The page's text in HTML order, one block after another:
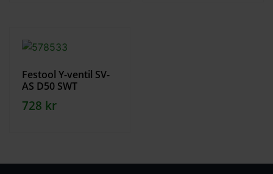
Festool Y-ventil SV-
AS D50 SWT
728 kr